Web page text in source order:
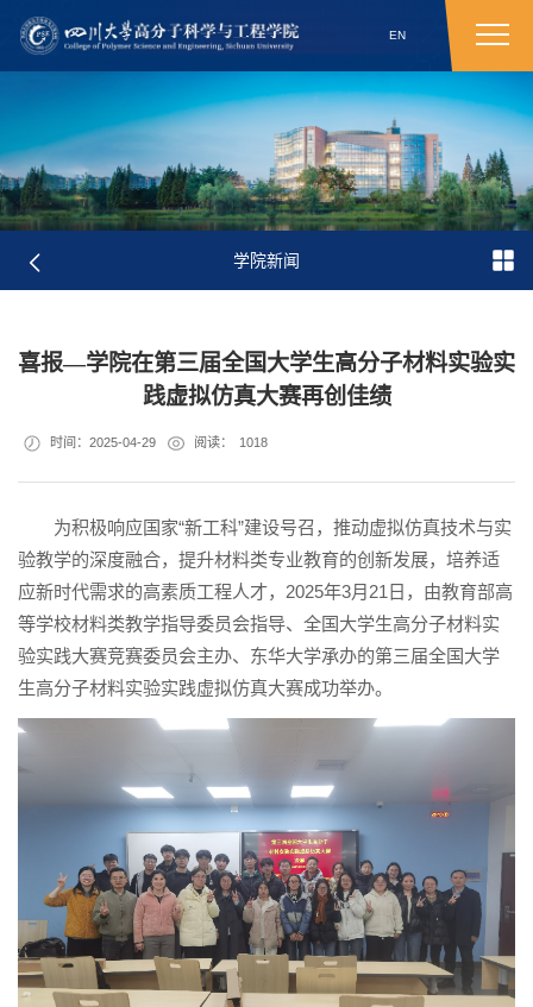
EN
学院新闻
喜报—学院在第三届全国大学生高分子材料实验实
践虚拟仿真大赛再创佳绩
时间：2025-04-29 阅读： 1018
为积极响应国家“新工科”建设号召，推动虚拟仿真技术与实
验教学的深度融合，提升材料类专业教育的创新发展，培养适
应新时代需求的高素质工程人才，2025年3月21日，由教育部高
等学校材料类教学指导委员会指导、全国大学生高分子材料实
验实践大赛竞赛委员会主办、东华大学承办的第三届全国大学
生高分子材料实验实践虚拟仿真大赛成功举办。